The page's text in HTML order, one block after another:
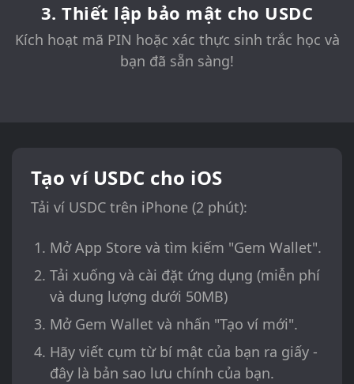
3. Thiết lập bảo mật cho USDC
Kích hoạt mã PIN hoặc xác thực sinh trắc học và
bạn đã sẵn sàng!
Tạo ví USDC cho iOS
Tải ví USDC trên iPhone (2 phút):
Mở App Store và tìm kiếm "Gem Wallet".
Tải xuống và cài đặt ứng dụng (miễn phí
và dung lượng dưới 50MB)
Mở Gem Wallet và nhấn "Tạo ví mới".
Hãy viết cụm từ bí mật của bạn ra giấy -
đây là bản sao lưu chính của bạn.